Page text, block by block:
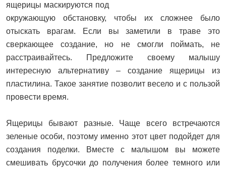
ящерицы маскируются под
окружающую обстановку, чтобы их сложнее было
отыскать врагам. Если вы заметили в траве это
сверкающее создание, но не смогли поймать, не
расстраивайтесь. Предложите своему малышу
интересную альтернативу – создание ящерицы из
пластилина. Такое занятие позволит весело и с пользой
провести время.
Ящерицы бывают разные. Чаще всего встречаются
зеленые особи, поэтому именно этот цвет подойдет для
создания поделки. Вместе с малышом вы можете
смешивать брусочки до получения более темного или